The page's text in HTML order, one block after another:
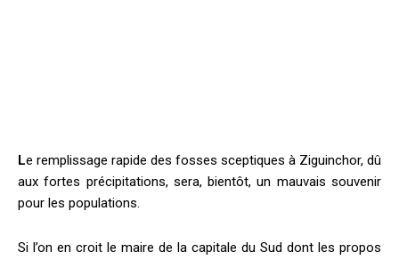
Le remplissage rapide des fosses sceptiques à Ziguinchor, dû
aux fortes précipitations, sera, bientôt, un mauvais souvenir
pour les populations.
Si l’on en croit le maire de la capitale du Sud dont les propos